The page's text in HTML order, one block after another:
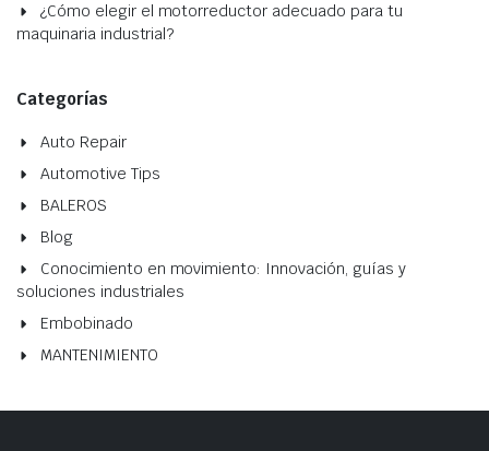
¿Cómo elegir el motorreductor adecuado para tu
maquinaria industrial?
Categorías
Auto Repair
Automotive Tips
BALEROS
Blog
Conocimiento en movimiento: Innovación, guías y
soluciones industriales
Embobinado
MANTENIMIENTO